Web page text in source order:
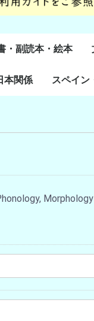
・副読本・絵本
材
教材
児童書
本関係 スペイン